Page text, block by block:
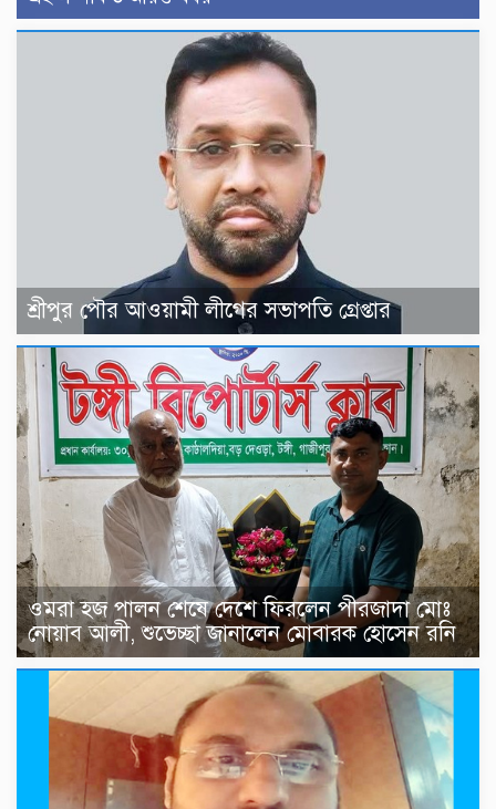
শ্রীপুর পৌর আওয়ামী লীগের সভাপতি গ্রেপ্তার
ওমরা হজ পালন শেষে দেশে ফিরলেন পীরজাদা মোঃ
নোয়াব আলী, শুভেচ্ছা জানালেন মোবারক হোসেন রনি